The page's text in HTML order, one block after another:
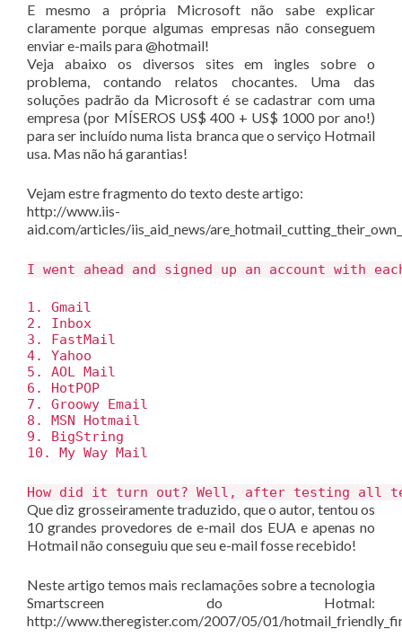
E mesmo a própria Microsoft não sabe explicar
claramente porque algumas empresas não conseguem
enviar e-mails para @hotmail!
Veja abaixo os diversos sites em ingles sobre o
problema, contando relatos chocantes. Uma das
soluções padrão da Microsoft é se cadastrar com uma
empresa (por MÍSEROS US$ 400 + US$ 1000 por ano!)
para ser incluído numa lista branca que o serviço Hotmail
usa. Mas não há garantias!
Vejam estre fragmento do texto deste artigo:
http://www.iis-
aid.com/articles/iis_aid_news/
I went ahead and signed up an account with
1. Gmail
2. Inbox
3. FastMail
4. Yahoo
5. AOL Mail
6. HotPOP
7. Groowy Email
8. MSN Hotmail
9. BigString
10. My Way Mail
How did it turn out? Well, after testing all
Que diz grosseiramente traduzido, que o autor, tentou os
10 grandes provedores de e-mail dos EUA e apenas no
Hotmail não conseguiu que seu e-mail fosse recebido!
Neste artigo temos mais reclamações sobre a tecnologia
Smartscreen do Hotmal:
http://www.theregister.com/2007/05/01/